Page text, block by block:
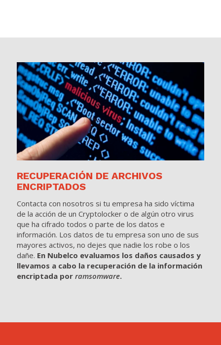
RECUPERACIÓN DE ARCHIVOS
ENCRIPTADOS
Contacta con nosotros si tu empresa ha sido víctima
de la acción de un Cryptolocker o de algún otro virus
que ha cifrado todos o parte de los datos e
información. Los datos de tu empresa son uno de sus
mayores activos, no dejes que nadie los robe o los
dañe. En Nubelco evaluamos los daños causados y
llevamos a cabo la recuperación de la información
encriptada por ramsomware.